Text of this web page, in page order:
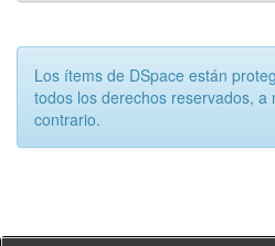
Los ítems de DSpace están
todos los derechos reservados, a
contrario.